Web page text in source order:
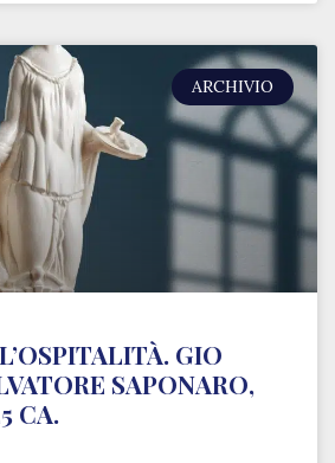
ARCHIVIO
GIO
SAPONARO,
CA.